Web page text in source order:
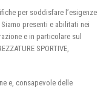
per soddisfare l’esigenze
presenti e abilitati nei
e in particolare sul
SPORTIVE,
e, consapevole delle